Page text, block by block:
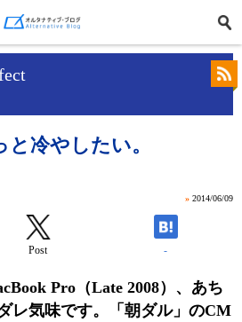
冷やしたい。
» 2014/06/09
Post -
Pro（Late 2008）、あち
レ気味です。「朝ダル」のCM